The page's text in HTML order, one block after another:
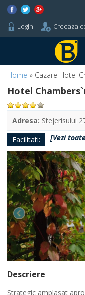
Login Creeaza
Home » Cazare Hotel
Hotel
Adresa: Stejerisului
Facilitati:
[Vezi
Descriere
Strategic amplasat